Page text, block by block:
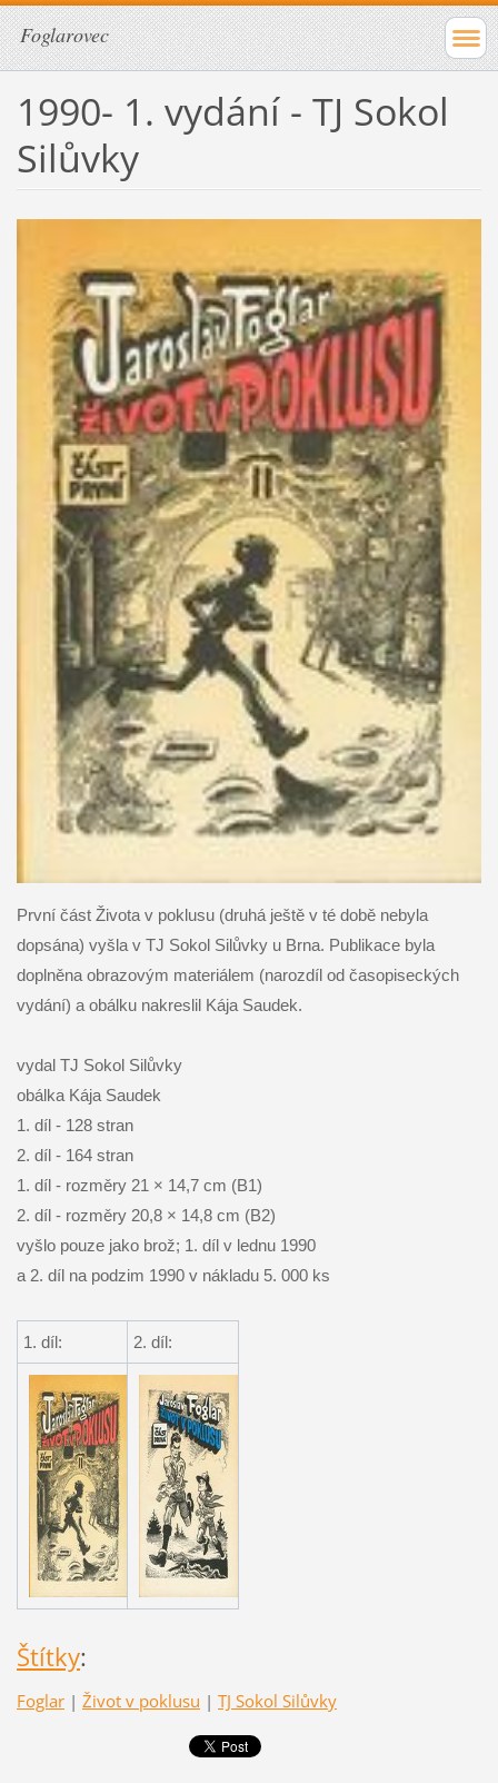
Foglarovec
1990- 1. vydání - TJ Sokol
Silůvky
První část Života v poklusu (druhá ještě v té době nebyla
dopsána) vyšla v TJ Sokol Silůvky u Brna. Publikace byla
doplněna obrazovým materiálem (narozdíl od časopiseckých
vydání) a obálku nakreslil Kája Saudek.
vydal TJ Sokol Silůvky
obálka Kája Saudek
1. díl - 128 stran
2. díl - 164 stran
1. díl - rozměry 21 × 14,7 cm (B1)
2. díl - rozměry 20,8 × 14,8 cm (B2)
vyšlo pouze jako brož; 1. díl v lednu 1990
a 2. díl na podzim 1990 v nákladu 5. 000 ks
1. díl: 2. díl:
Štítky:
Foglar | Život v poklusu | TJ Sokol Silůvky